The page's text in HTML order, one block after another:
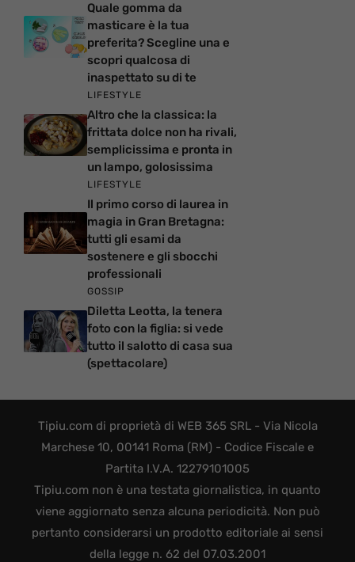
Quale gomma da
masticare è la tua
preferita? Scegline una e
scopri qualcosa di
inaspettato su di te
LIFESTYLE
Altro che la classica: la
frittata dolce non ha rivali,
semplicissima e pronta in
un lampo, golosissima
LIFESTYLE
Il primo corso di laurea in
magia in Gran Bretagna:
tutti gli esami da
sostenere e gli sbocchi
professionali
GOSSIP
Diletta Leotta, la tenera
foto con la figlia: si vede
tutto il salotto di casa sua
(spettacolare)
Tipiu.com di proprietà di WEB 365 SRL - Via Nicola
Marchese 10, 00141 Roma (RM) - Codice Fiscale e
Partita I.V.A. 12279101005
Tipiu.com non è una testata giornalistica, in quanto
viene aggiornato senza alcuna periodicità. Non può
pertanto considerarsi un prodotto editoriale ai sensi
della legge n. 62 del 07.03.2001